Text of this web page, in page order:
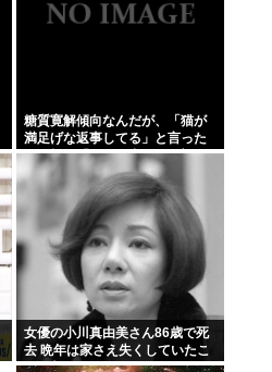
糖質寛解傾向なんだが、「猫が
満足げな返事してる」と言った
ら母親に「お気の毒w」と言われ
た
女優の小川真由美さん86歳で死
去 晩年は家さえ失くしていたこ
とが判明